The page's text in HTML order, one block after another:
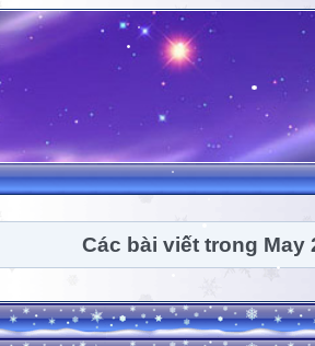
Các bài viết trong May